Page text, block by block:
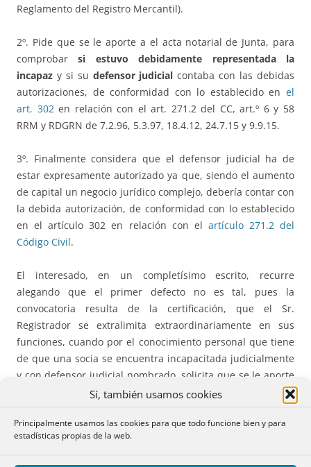
Sí, también usamos cookies
Principalmente usamos las cookies para que todo funcione bien y para
estadísticas propias de la web.
Reglamento del Registro Mercantil).
2º. Pide que se le aporte a el acta notarial de Junta, para
comprobarsi estuvo debidamente representada la
incapaz y si su defensor judicial contaba con las debidas
autorizaciones, de conformidad con lo establecido en el
art. 302en relación con el art. 271.2 del CC, art.º 6 y 58
RRM y RDGRN de 7.2.96, 5.3.97, 18.4.12, 24.7.15 y 9.9.15.
3º. Finalmente considera que el defensor judicial ha de
estar expresamente autorizado ya que, siendo el aumento
de capital un negocio jurídico complejo, debería contar con
la debida autorización, de conformidad con lo establecido
en el artículo 302 en relación con el artículo 271.2 del
Código Civil.
El interesado, en un completísimo escrito, recurre
alegando que el primer defecto no es tal, pues la
convocatoria resulta de la certificación, que el Sr.
Registrador se extralimita extraordinariamente en sus
funciones, cuando por el conocimiento personal que tiene
de que una socia se encuentra incapacitada judicialmente
y con defensor judicial nombrado, solicita que se le aporte
el Acta Notarial de la Junta, “para comprobar si estuvo
contaba con las debidas autorizaciones”. En definitiva que
no es competencia del Registrador Mercantil valorar y